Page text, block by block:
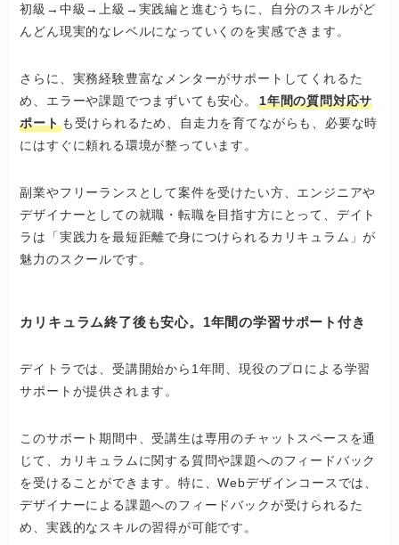
初級→中級→上級→実践編と進むうちに、自分のスキルがど
んどん現実的なレベルになっていくのを実感できます。
さらに、実務経験豊富なメンターがサポートしてくれるた
め、エラーや課題でつまずいても安心。
1年間の質問対応サ
ポートも受けられるため、自走力を育てながらも、必要な時
にはすぐに頼れる環境が整っています。
副業やフリーランスとして案件を受けたい方、エンジニアや
デザイナーとしての就職・転職を目指す方にとって、デイト
ラは「実践力を最短距離で身につけられるカリキュラム」が
魅力のスクールです。
カリキュラム終了後も安心。1年間の学習サポート付き
デイトラでは、受講開始から1年間、現役のプロによる学習
サポートが提供されます。​
このサポート期間中、受講生は専用のチャットスペースを通
じて、カリキュラムに関する質問や課題へのフィードバック
を受けることができます。​特に、Webデザインコースでは、
デザイナーによる課題へのフィードバックが受けられるた
め、実践的なスキルの習得が可能です。 ​